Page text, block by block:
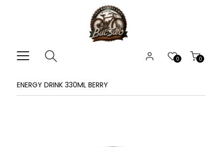
0
0
ENERGY DRINK 330ML BERRY